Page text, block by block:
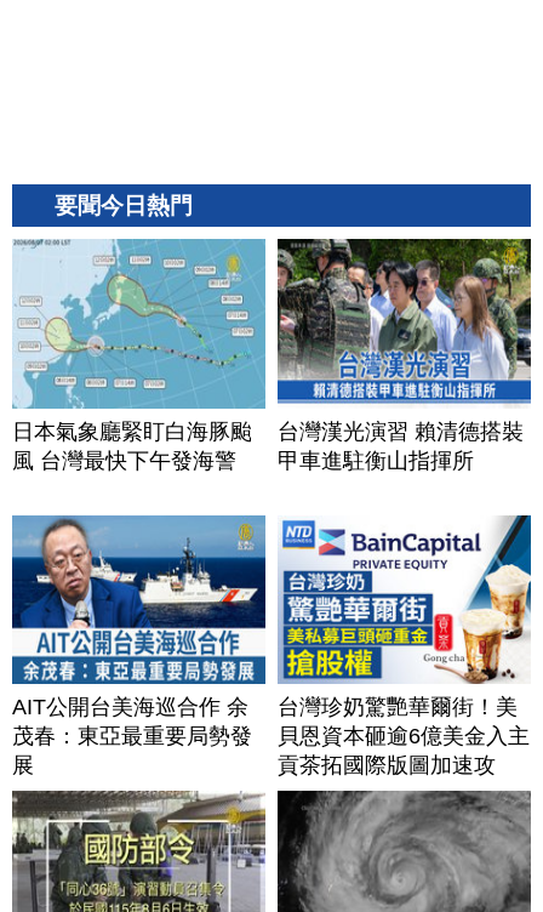
要聞今日熱門
日本氣象廳緊盯白海豚颱
風 台灣最快下午發海警
台灣漢光演習 賴清德搭裝
甲車進駐衡山指揮所
AIT公開台美海巡合作 余
茂春：東亞最重要局勢發
展
台灣珍奶驚艷華爾街！美
貝恩資本砸逾6億美金入主
貢茶拓國際版圖加速攻
美？｜#財經新聞｜
20260806(四)